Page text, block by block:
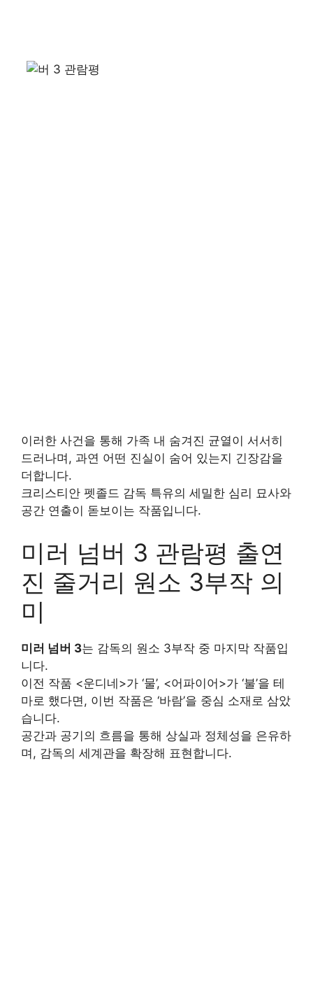
이러한 사건을 통해 가족 내 숨겨진 균열이 서서히
드러나며, 과연 어떤 진실이 숨어 있는지 긴장감을
더합니다.
크리스티안 펫졸드 감독 특유의 세밀한 심리 묘사와
공간 연출이 돋보이는 작품입니다.
미러 넘버 3 관람평 출연
진 줄거리 원소 3부작 의
미
미러 넘버 3는 감독의 원소 3부작 중 마지막 작품입
니다.
이전 작품 <운디네>가 ‘물’, <어파이어>가 ‘불’을 테
마로 했다면, 이번 작품은 ‘바람’을 중심 소재로 삼았
습니다.
공간과 공기의 흐름을 통해 상실과 정체성을 은유하
며, 감독의 세계관을 확장해 표현합니다.